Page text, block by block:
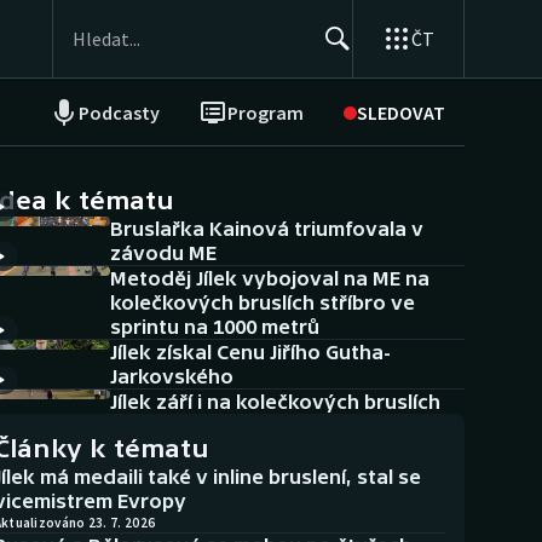
ČT
Podcasty Program SLEDOVAT
NEPŘEHLÉDNĚTE
Historické návraty
Aplikace ČT sport
AZ kvíz
k tématu
Bruslařka Kainová triumfovala v
závodu ME
Metoděj Jílek vybojoval na ME na
kolečkových bruslích stříbro ve
sprintu na 1000 metrů
Jílek získal Cenu Jiřího Gutha-
Jarkovského
Jílek září i na kolečkových bruslích
k tématu
má medaili také v inline bruslení, stal se
Evropy
23. 7. 2026